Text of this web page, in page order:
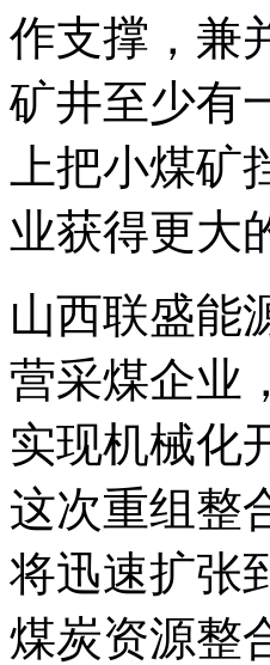
作支撑，兼
矿井至少有
上把小煤
业获得更大
山西联盛能
营采煤企业
实现机械化
这次重组整
将迅速扩张
煤炭资源整